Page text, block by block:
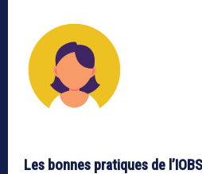
Les bonnes pratiques de